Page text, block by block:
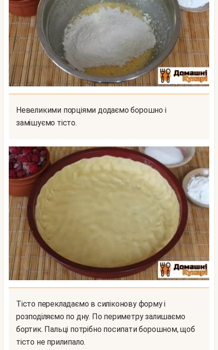
Невеликими порціями додаємо борошно і
замішуємо тісто.
Тісто перекладаємо в силіконову форму і
розподіляємо по дну. По периметру залишаємо
бортик. Пальці потрібно посипати борошном, щоб
тісто не прилипало.